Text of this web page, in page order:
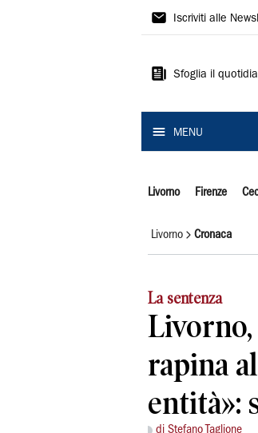
Il
Iscriviti alle
Sfoglia il
MENU
Livorno Firenze
Livorno Cronaca
La sentenza
rapina
entità»:
di Stefano Taglione